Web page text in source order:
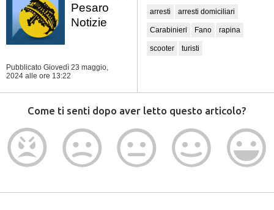
Pesaro
Notizie
Pubblicato Giovedì 23 maggio,
2024 alle ore 13:22
arresti arresti domiciliari
Carabinieri Fano rapina
scooter turisti
Come ti senti dopo aver letto questo articolo?